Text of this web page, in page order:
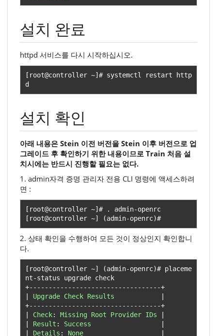
설치 완료
httpd 서비스를 다시 시작하십시오.
[ root@controller ~]# systemctl restart http
d
설치 확인
아래 내용은 Stein 이전 버전을 Stein 이후 버전으로 업
그레이드 후 확인하기 위한 내용이므로 Train 처음 설
치시에는 반드시 진행할 필요는 없다.
1. admin자격 증명 관리자 전용 CLI 명령에 액세스하려
면 :
[ root@controller ~]# . admin-
[ root@controller ~] (admin-openrc)#
2. 상태 확인을 수행하여 모든 것이 정상인지 확인합니
다.
[ root@controller ~] (admin-openrc)# placeme
nt-
+----------------------------------+
|
Upgrade Check Results
|
+----------------------------------+
|
Check: Missing Root Provider IDs
|
|
Result : Success
|
|
Details : None
|